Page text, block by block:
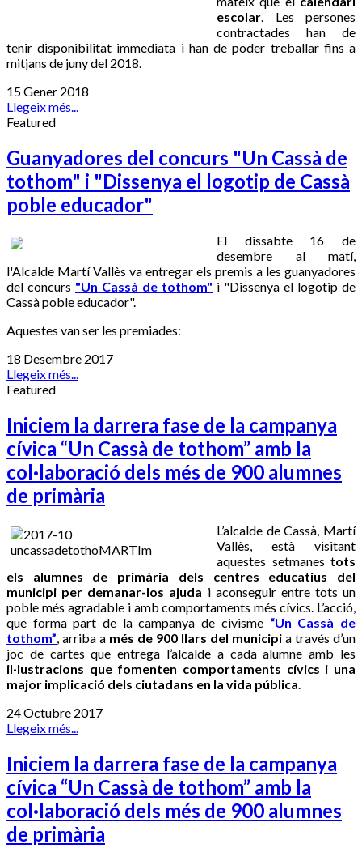
escolar. Les persones
contractades han de
tenir disponibilitat immediata i han de poder treballar fins a
mitjans de juny del 2018.
15 Gener 2018
Llegeix més...
Featured
Guanyadores del concurs "Un Cassà de
tothom" i "Dissenya el logotip de Cassà
poble educador"
El dissabte 16 de
desembre al matí,
l'Alcalde Martí Vallès va entregar els premis a les guanyadores
del concurs "Un Cassà de tothom" i "Dissenya el logotip de
Cassà poble educador".
Aquestes van ser les premiades:
18 Desembre 2017
Llegeix més...
Featured
Iniciem la darrera fase de la campanya
cívica “Un Cassà de tothom” amb la
col·laboració dels més de 900 alumnes
de primària
L’alcalde de Cassà, Martí
Vallès, està visitant
aquestes setmanes tots
els alumnes de primària dels centres educatius del
municipi per demanar-los ajuda i aconseguir entre tots un
poble més agradable i amb comportaments més cívics. L’acció,
que forma part de la campanya de civisme “Un Cassà de
tothom”, arriba a més de 900 llars del municipi a través d’un
joc de cartes que entrega l’alcalde a cada alumne amb les
il·lustracions que fomenten comportaments cívics i una
major implicació dels ciutadans en la vida pública.
24 Octubre 2017
Llegeix més...
Iniciem la darrera fase de la campanya
cívica “Un Cassà de tothom” amb la
col·laboració dels més de 900 alumnes
de primària